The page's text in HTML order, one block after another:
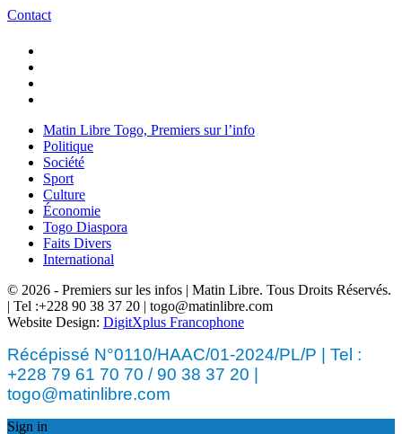
Contact
Matin Libre Togo, Premiers sur l’info
Politique
Société
Sport
Culture
Économie
Togo Diaspora
Faits Divers
International
© 2026 - Premiers sur les infos | Matin Libre. Tous Droits Réservés.
| Tel :+228 90 38 37 20 | togo@matinlibre.com
Website Design: DigitXplus Francophone
Récépissé N°0110/HAAC/01-2024/PL/P | Tel :
+228 79 61 70 70 / 90 38 37 20 |
togo@matinlibre.com
Sign in